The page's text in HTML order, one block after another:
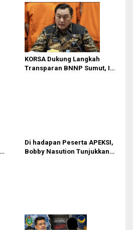
KORSA Dukung Langkah
Transparan BNNP Sumut, Isu
Di hadapan Peserta APEKSI,
Bobby Nasution Tunjukkan